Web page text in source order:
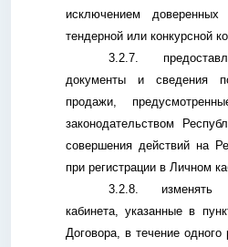
исключением
тендерной или конкурсной
3.2.7.
документы и сведения
продажи,
законодательством
совершения действий на
при регистрации в Личном
3.2.8. изменять
кабинета, указанные в
Договора, в течение